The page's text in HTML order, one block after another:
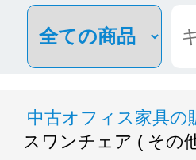
中古オフィス家具の
スワンチェア ( その